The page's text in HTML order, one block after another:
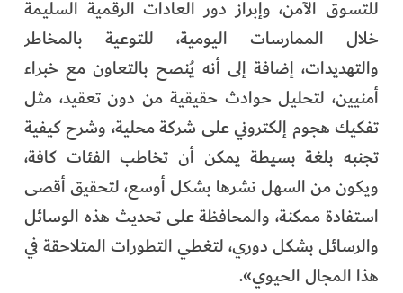
للتسوق الآمن، وإبراز دور العادات الرقمية السليمة
خلال الممارسات اليومية، للتوعية بالمخاطر
والتهديدات، إضافة إلى أنه يُنصح بالتعاون مع خبراء
أمنيين، لتحليل حوادث حقيقية من دون تعقيد، مثل
تفكيك هجوم إلكتروني على شركة محلية، وشرح كيفية
تجنبه بلغة بسيطة يمكن أن تخاطب الفئات كافة،
ويكون من السهل نشرها بشكل أوسع، لتحقيق أقصى
استفادة ممكنة، والمحافظة على تحديث هذه الوسائل
والرسائل بشكل دوري، لتغطي التطورات المتلاحقة في
هذا المجال الحيوي».